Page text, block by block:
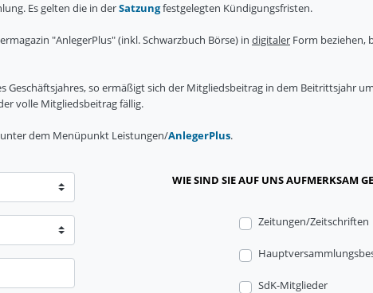
Es gelten die in derSatzungfestgelegten Kündigungsfristen.
"AnlegerPlus" (inkl. Schwarzbuch Börse) in digitaler Form beziehen,
so ermäßigt sich der Mitgliedsbeitrag in dem Beitrittsjahr
volle Mitgliedsbeitrag fällig.
dem Menüpunkt Leistungen/AnlegerPlus.
WIE SIND SIE AUF UNS AUFMERKSAM
Zeitungen/Zeitschriften
SdK-Mitglieder